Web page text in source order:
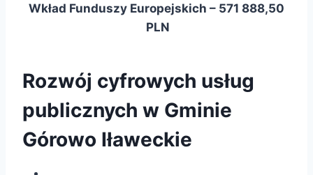
Wkład Funduszy Europejskich – 571 888,50
PLN
Rozwój cyfrowych usług
publicznych w Gminie
Górowo Iławeckie